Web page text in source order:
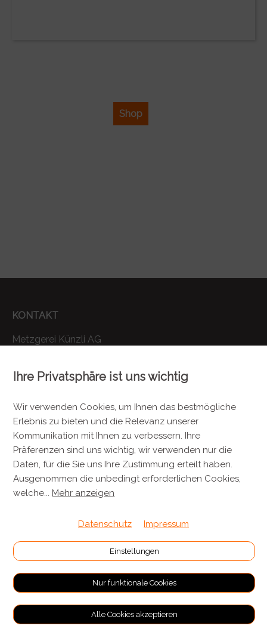
Shop
KONTAKT
Metzgerei Künzli AG
8143 Stallikon
info@metzgereikuenzli.ch
INFORMATIONEN
Kontakt
Verpackung & Versand
RECHTLICHES
Allgemeine Geschäftsbedingungen
Impressum
Ihre Privatsphäre ist uns wichtig
Wir verwenden Cookies, um Ihnen das bestmögliche
Erlebnis zu bieten und die Relevanz unserer
Kommunikation mit Ihnen zu verbessern. Ihre
Präferenzen sind uns wichtig, wir verwenden nur die
Daten, für die Sie uns Ihre Zustimmung erteilt haben.
Ausgenommen die unbedingt erforderlichen Cookies,
welche... Mehr anzeigen
Datenschutz Impressum
Einstellungen
Nur funktionale Cookies
Alle Cookies akzeptieren